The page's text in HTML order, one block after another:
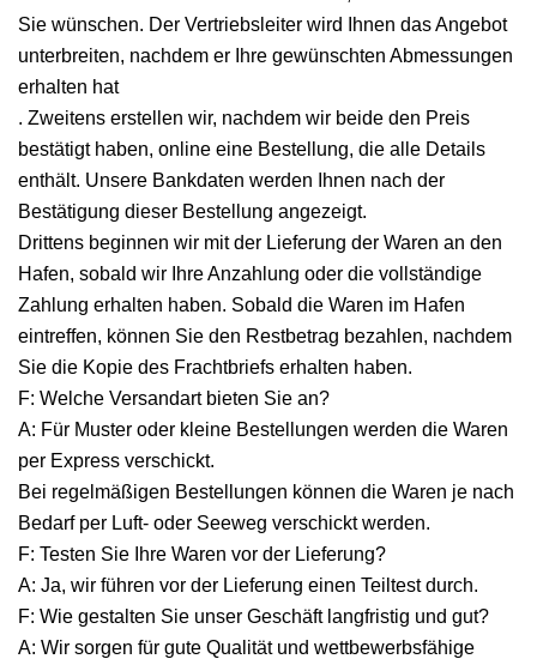
Sie wünschen. Der Vertriebsleiter wird Ihnen das Angebot
unterbreiten, nachdem er Ihre gewünschten Abmessungen
erhalten hat
. Zweitens erstellen wir, nachdem wir beide den Preis
bestätigt haben, online eine Bestellung, die alle Details
enthält. Unsere Bankdaten werden Ihnen nach der
Bestätigung dieser Bestellung angezeigt.
Drittens beginnen wir mit der Lieferung der Waren an den
Hafen, sobald wir Ihre Anzahlung oder die vollständige
Zahlung erhalten haben. Sobald die Waren im Hafen
eintreffen, können Sie den Restbetrag bezahlen, nachdem
Sie die Kopie des Frachtbriefs erhalten haben.
F: Welche Versandart bieten Sie an?
A: Für Muster oder kleine Bestellungen werden die Waren
per Express verschickt.
Bei regelmäßigen Bestellungen können die Waren je nach
Bedarf per Luft- oder Seeweg verschickt werden.
F: Testen Sie Ihre Waren vor der Lieferung?
A: Ja, wir führen vor der Lieferung einen Teiltest durch.
F: Wie gestalten Sie unser Geschäft langfristig und gut?
A: Wir sorgen für gute Qualität und wettbewerbsfähige